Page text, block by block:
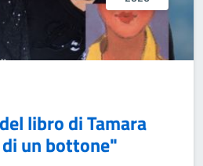
libro di Tamara
un bottone"